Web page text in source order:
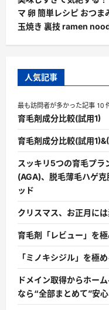
マ 卵 簡単レシピ おつま
玉焼き 裏技 ramen
人気記事
最も訪問者が多かった記事 10
育毛剤成分比較(試用1)
育毛剤成分比較(試用
スッキリ5つの育毛プラ
(AGA)、脱毛薄毛ハゲ
ッド
クリスマス、お正月に
育毛剤「レビュー」を極
「ミノキシジル」を極め
ドメイン取得からホー
なら“全部まとめて”安